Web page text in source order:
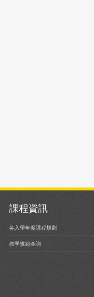
課程資訊
各入學年度課程規劃
教學規範查詢